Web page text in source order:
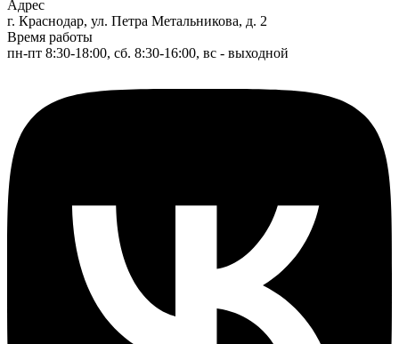
Адрес
г. Краснодар, ул. Петра Метальникова, д. 2
Время работы
пн-пт 8:30-18:00, сб. 8:30-16:00, вс - выходной